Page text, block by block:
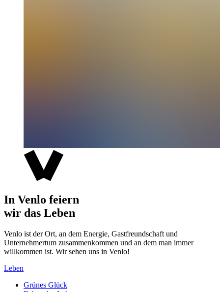
In Venlo feiern
wir das Leben
Venlo ist der Ort, an dem Energie, Gastfreundschaft und
Unternehmertum zusammenkommen und an dem man immer
willkommen ist. Wir sehen uns in Venlo!
Leben
Grünes Glück